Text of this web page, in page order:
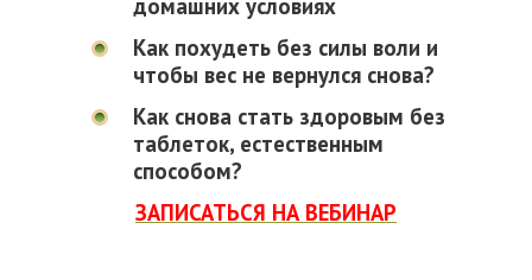
домашних условиях
Как похудеть без силы воли и
чтобы вес не вернулся снова?
Как снова стать здоровым без
таблеток, естественным
способом?
ЗАПИСАТЬСЯ НА ВЕБИНАР